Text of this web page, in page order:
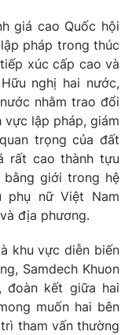
giá cao Quốc hội
pháp trong thúc
xúc cấp cao và
nghị hai nước,
nhằm trao đổi
vực lập pháp, giám
trọng của đất
rất cao thành tựu
giới trong hệ
phụ nữ Việt Nam
địa phương.
khu vực diễn biến
Samdech Khuon
đoàn kết giữa hai
muốn hai bên
tham vấn thường